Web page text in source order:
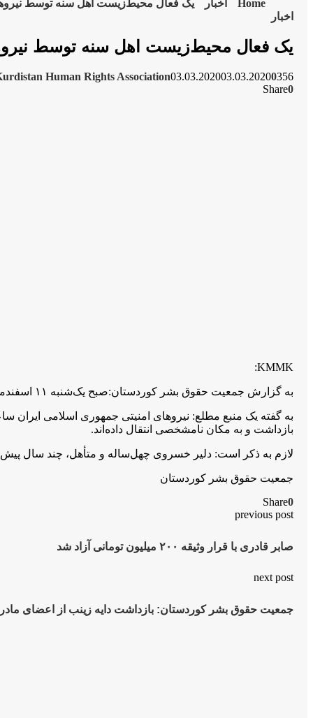
Home اخبار
یک فعال محیط‌زیست اهل سنه توسط
اخبار
یک فعال محیط‌زیست اهل سنه توسط
Human Rights Association03.03.202003.03.20200356
Share0
KMMK:
به گزارش جمعیت حقوق بشر کوردستان:صبح یک‌شنبه ۱۱ اسفندماه ۱۳۹۸، دلیر خسروی فعال محیط‌زیست اهل روستان «زەنان» از توابع سنه (سنندج) از سوی نیروهای امنیتی بازداشت شد.
بازداشت و به مکان نامشخصی انتقال داده‌اند.
لازم به ذکر است: دلیر خسروی چهل‌ساله و متأهل، چند سال
جمعیت حقوق بشر کوردستان
Share0
previous post
صابر قادری با قرار وثیقه ۲۰۰ میلیون تومانی آزاد شد
next post
جمعیت حقوق بشر کوردستان: بازداشت دایه زینب از اعضای